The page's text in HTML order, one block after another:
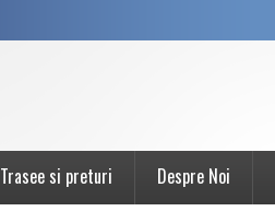
Trasee si preturi Despre Noi